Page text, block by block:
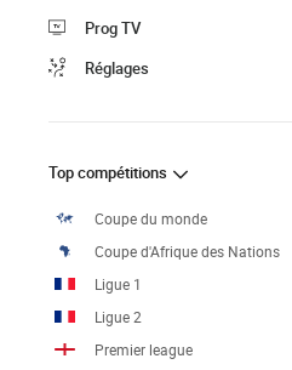
Prog TV
Réglages
Top compétitions
Coupe du monde
Coupe d'Afrique des Nations
Ligue 1
Ligue 2
Premier league